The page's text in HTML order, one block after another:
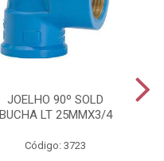
JOELHO 90º SOLD
BUCHA LT 25MMX3/4
Código: 3723